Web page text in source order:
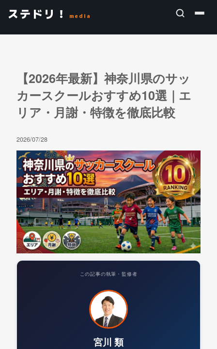
ステドリ！ media
【2026年最新】神奈川県のサッ
カースクールおすすめ10選｜エ
リア・月謝・特徴を徹底比較
2026/07/28
この記事の執筆・監修者
宮川 類